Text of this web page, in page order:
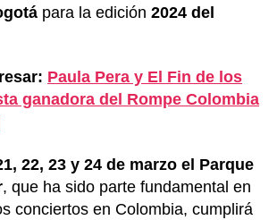
para la edición 2024 del
Paula Pera y El Fin de los
ganadora del Rompe Colombia
22, 23 y 24 de marzo el Parque
, que ha sido parte fundamental en
conciertos en Colombia, cumplirá